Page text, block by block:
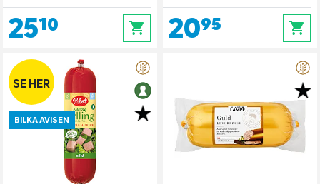
25,10 0 20,95 0
SE HER
BILKA AVISEN